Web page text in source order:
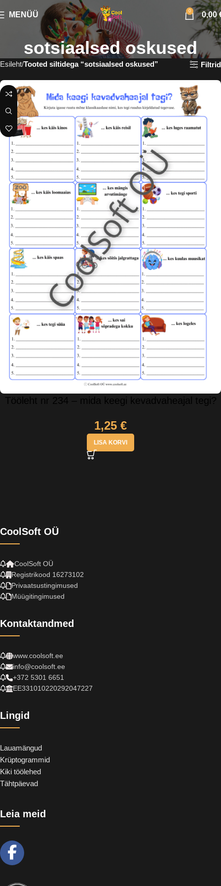
MENÜÜ 0 0,00
sotsiaalsed oskused
Esileht Tooted siltidega “sotsiaalsed oskused” Filtrid
Tööleht nr 234 – mida keegi kevadvaheajal tegi?
1,25 €
LISA KORVI
CoolSoft OÜ
CoolSoft OÜ
Registrikood 16273102
Privaatsustingimused
Müügitingimused
Kontaktandmed
www.coolsoft.ee
info@coolsoft.ee
+372 5301 6651
EE331010220292047227
Lingid
Lauamängud
Krüptogrammid
Kiki töölehed
Tähtpäevad
Leia meid